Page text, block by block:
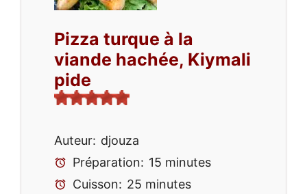
Pizza turque à la
viande hachée, Kiymali
pide
Auteur: djouza
Préparation: 15 minutes
Cuisson: 25 minutes